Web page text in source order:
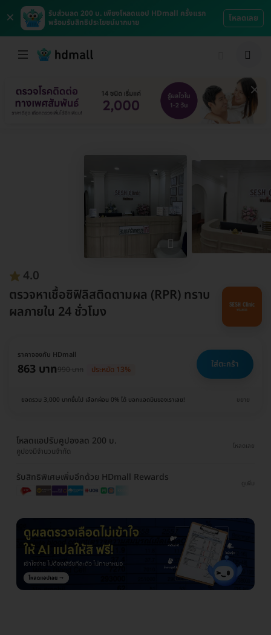
×
รับส่วนลด 200 บ. เพียงโหลดแอป HDmall ครั้งแรก
พร้อมรับสิทธิประโยชน์มากมาย
โหลดเลย
4.0
ตรวจหาเชื้อซิฟิลิสติดตามผล (RPR) ทราบ
ผลภายใน 24 ชั่วโมง
ราคาจองกับ HDmall
863 บาท990 บาท ประหยัด 13% ใส่ตะกร้า
ยอดรวม 3,000 บาทขึ้นไป เลือกผ่อน 0% ได้ บอกแอดมินของเราเลย! ขยาย
โหลดแอปรับคูปองลด 200 บ.
คูปองมีจำนวนจำกัด
โหลดเลย
รับสิทธิพิเศษเพิ่มอีกด้วย HDmall Rewards
ดูเพิ่ม